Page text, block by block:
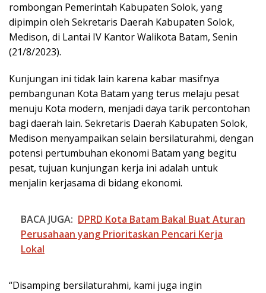
rombongan Pemerintah Kabupaten Solok, yang
dipimpin oleh Sekretaris Daerah Kabupaten Solok,
Medison, di Lantai IV Kantor Walikota Batam, Senin
(21/8/2023).
Kunjungan ini tidak lain karena kabar masifnya
pembangunan Kota Batam yang terus melaju pesat
menuju Kota modern, menjadi daya tarik percontohan
bagi daerah lain. Sekretaris Daerah Kabupaten Solok,
Medison menyampaikan selain bersilaturahmi, dengan
potensi pertumbuhan ekonomi Batam yang begitu
pesat, tujuan kunjungan kerja ini adalah untuk
menjalin kerjasama di bidang ekonomi.
BACA JUGA: DPRD Kota Batam Bakal Buat Aturan
Perusahaan yang Prioritaskan Pencari Kerja
Lokal
“Disamping bersilaturahmi, kami juga ingin